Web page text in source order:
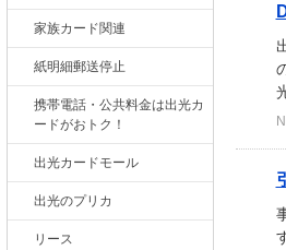
家族カード関連
紙明細郵送停止
携帯電話・公共料金は出光カ
ードがおトク！
出光カードモール
出光のプリカ
リース